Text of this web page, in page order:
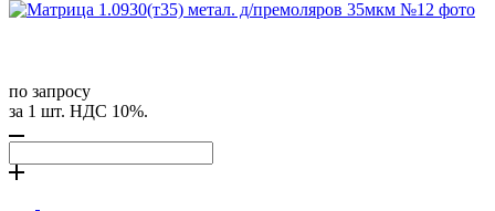
по запросу
за 1 шт. НДС 10%.